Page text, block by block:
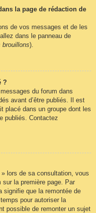
la page de rédaction de
de vos messages et de les
dans le panneau de
brouillons).
?
du forum dans
avant d’être publiés. Il est
placé dans un groupe dont les
publiés. Contactez
lors de sa consultation, vous
la première page. Par
que la remontée de
pour autoriser la
possible de remonter un sujet